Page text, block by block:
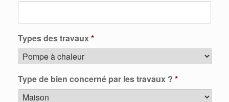
Types des travaux*
Type de bien concerné par les travaux ? *